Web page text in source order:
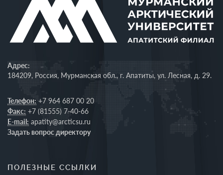
Адрес:
184209, Россия, Мурманская обл., г. Апатиты, ул. Лесная, д. 29.
Телефон: +7 964 687 00 20
Факс: +7 (81555) 7-40-66
E-mail: apatity@arcticsu.ru
Задать вопрос директору
ПОЛЕЗНЫЕ ССЫЛКИ